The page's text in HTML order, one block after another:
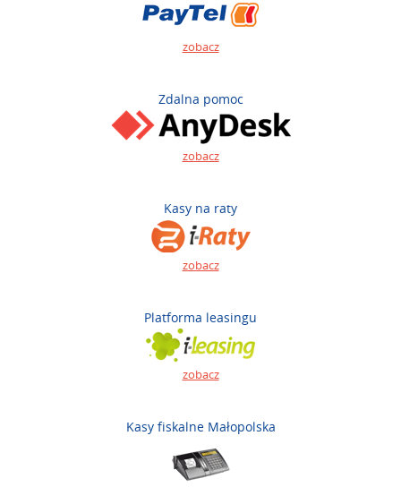
zobacz
Zdalna pomoc
zobacz
Kasy na raty
zobacz
Platforma leasingu
zobacz
Kasy fiskalne Małopolska